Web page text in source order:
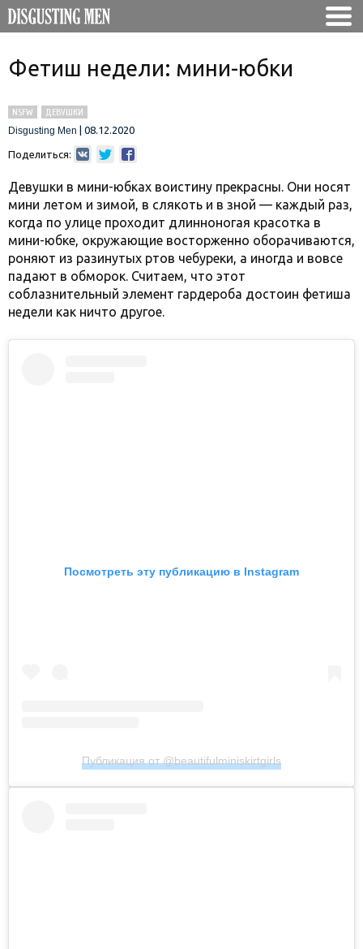
Фетиш недели: мини-юбки
NSFW
ДЕВУШКИ
Disgusting Men
08.12.2020
Поделиться:
Девушки в мини-юбках воистину прекрасны. Они носят
мини летом и зимой, в слякоть и в зной — каждый раз,
когда по улице проходит длинноногая красотка в
мини-юбке, окружающие восторженно оборачиваются,
роняют из разинутых ртов чебуреки, а иногда и вовсе
падают в обморок. Считаем, что этот
соблазнительный элемент гардероба достоин фетиша
недели как ничто другое.
Посмотреть эту публикацию в Instagram
Публикация от @beautifulminiskirtgirls